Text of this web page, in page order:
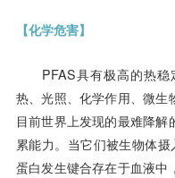
【化学危害】
PFAS具有极高的热
热、光照、化学作用、微生
目前世界上发现的最难降
累能力。当它们被生物体
蛋白发生键合存在于血液中